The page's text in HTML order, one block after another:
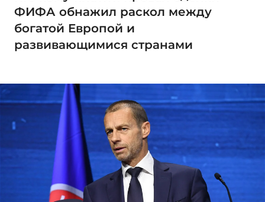
ФИФА обнажил раскол между
богатой Европой и
развивающимися странами